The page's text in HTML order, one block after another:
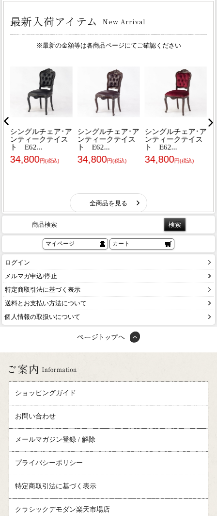
商品検索
マイページ カート
ログイン
メルマガ申込/停止
特定商取引法に基づく表示
送料とお支払い方法について
個人情報の取扱いについて
ショッピングガイド
お問い合わせ
メールマガジン登録 / 解除
プライバシーポリシー
特定商取引法に基づく表示
クラシックデモダン楽天市場店